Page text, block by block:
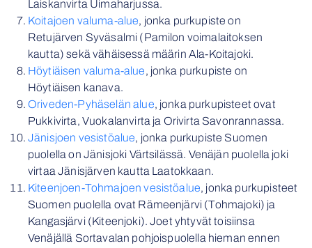
Laiskanvirta Uimaharjussa.
Koitajoen valuma-alue, jonka purkupiste on
Retujärven Syväsalmi (Pamilon voimalaitoksen
kautta) sekä vähäisessä määrin Ala-Koitajoki.
Höytiäisen valuma-alue, jonka purkupiste on
Höytiäisen kanava.
Oriveden-Pyhäselän alue, jonka purkupisteet ovat
Pukkivirta, Vuokalanvirta ja Orivirta Savonrannassa.
Jänisjoen vesistöalue, jonka purkupiste Suomen
puolella on Jänisjoki Värtsilässä. Venäjän puolella joki
virtaa Jänisjärven kautta Laatokkaan.
Kiteenjoen-Tohmajoen vesistöalue, jonka purkupisteet
Suomen puolella ovat Rämeenjärvi (Tohmajoki) ja
Kangasjärvi (Kiteenjoki). Joet yhtyvät toisiinsa
Venäjällä Sortavalan pohjoispuolella hieman ennen